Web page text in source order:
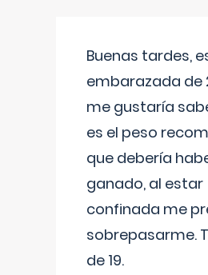
Buenas tardes,
embarazada de
me gustaría
es el peso
que debería
ganado, al estar
confinada me
sobrepasarme.
de 19.